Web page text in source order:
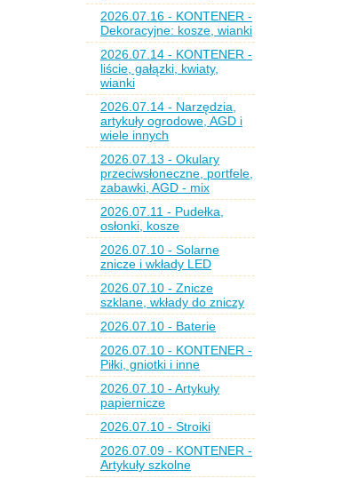
2026.07.16 - KONTENER -
Dekoracyjne: kosze, wianki
2026.07.14 - KONTENER -
liście, gałązki, kwiaty,
wianki
2026.07.14 - Narzędzia,
artykuły ogrodowe, AGD i
wiele innych
2026.07.13 - Okulary
przeciwsłoneczne, portfele,
zabawki, AGD - mix
2026.07.11 - Pudełka,
osłonki, kosze
2026.07.10 - Solarne
znicze i wkłady LED
2026.07.10 - Znicze
szklane, wkłady do zniczy
2026.07.10 - Baterie
2026.07.10 - KONTENER -
Piłki, gniotki i inne
2026.07.10 - Artykuły
papiernicze
2026.07.10 - Stroiki
2026.07.09 - KONTENER -
Artykuły szkolne